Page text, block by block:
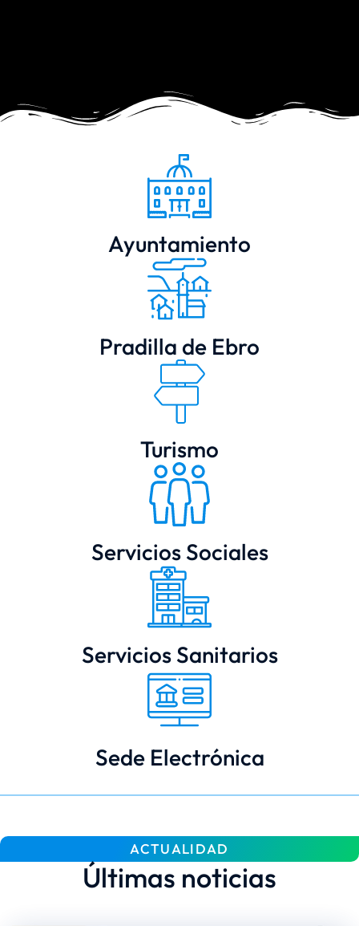
Ayuntamiento
Pradilla de Ebro
Turismo
Servicios Sociales
Servicios Sanitarios
Sede Electrónica
ACTUALIDAD
Últimas noticias